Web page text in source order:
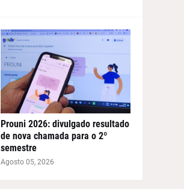
Prouni 2026: divulgado resultado
de nova chamada para o 2º
semestre
Agosto 05, 2026